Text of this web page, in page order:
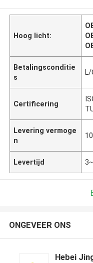
Hoog licht:
Betalingsconditie
s
L/
Certificering
Levering vermoge
n
Levertijd
ONGEVEER ONS
Hebei